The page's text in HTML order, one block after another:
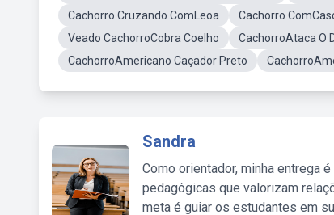
Cachorro Cruzando ComLeoa
Cachorro
Veado CachorroCobra Coelho
CachorroAtaca O
CachorroAmericano Caçador Preto
Sandra
Como orientador, minha entrega
pedagógicas que valorizam
meta é guiar os estudantes em